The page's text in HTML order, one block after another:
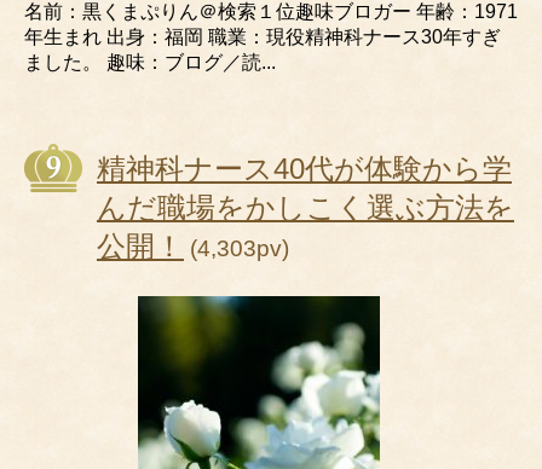
名前：黒くまぷりん＠検索１位趣味ブロガー 年齢：1971
年生まれ 出身：福岡 職業：現役精神科ナース30年すぎ
ました。 趣味：ブログ／読...
精神科ナース40代が体験から学
んだ職場をかしこく選ぶ方法を
公開！
(4,303pv)